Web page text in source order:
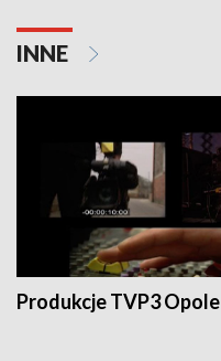
INNE
Produkcje TVP3 Opole